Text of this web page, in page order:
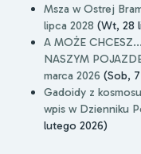
Msza w Ostrej
lipca 2028 (Wt, 28
A MOŻE
NASZYM
marca 2026 (Sob,
Gadoidy z
wpis w Dzienniku
lutego 2026)